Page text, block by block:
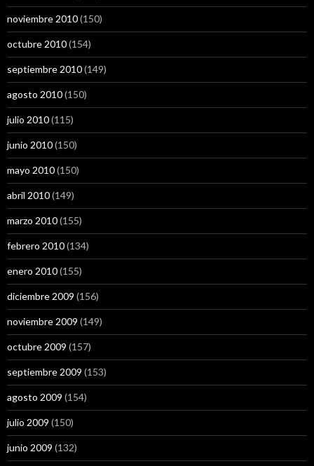
noviembre 2010(150)
octubre 2010(154)
septiembre 2010(149)
agosto 2010(150)
julio 2010(115)
junio 2010(150)
mayo 2010(150)
abril 2010(149)
marzo 2010(155)
febrero 2010(134)
enero 2010(155)
diciembre 2009 (156)
noviembre 2009 (149)
octubre 2009 (157)
septiembre 2009 (153)
agosto 2009 (154)
julio 2009 (150)
junio 2009 (132)